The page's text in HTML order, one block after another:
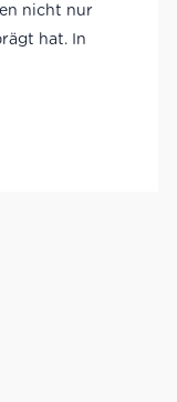
nicht nur
hat. In